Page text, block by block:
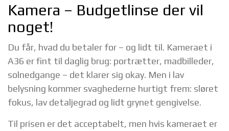
Kamera – Budgetlinse der vil
noget!
Du får, hvad du betaler for – og lidt til. Kameraet i
A36 er fint til daglig brug: portrætter, madbilleder,
solnedgange – det klarer sig okay. Men i lav
belysning kommer svaghederne hurtigt frem: sløret
fokus, lav detaljegrad og lidt grynet gengivelse.
Til prisen er det acceptabelt, men hvis kameraet er